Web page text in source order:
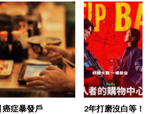
癌症暴發戶
2年打磨沒白等！